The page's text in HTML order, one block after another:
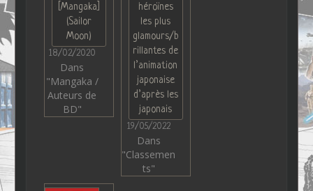
[Mangaka]
(Sailor
Moon)
18/02/2020
Dans
"Mangaka /
Auteurs de
BD"
héroïnes
les plus
glamours/b
rillantes de
l’animation
japonaise
d’après les
japonais
19/05/2022
Dans
"Classemen
ts"